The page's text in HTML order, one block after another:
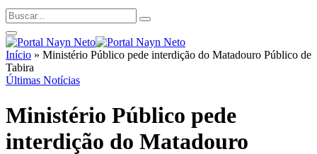
Início » Ministério Público pede interdição do Matadouro Público de
Tabira
Últimas Notícias
Ministério Público pede
interdição do Matadouro